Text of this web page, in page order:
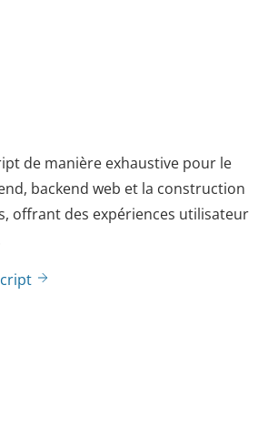
de manière exhaustive pour le
backend web et la construction
offrant des expériences utilisateur